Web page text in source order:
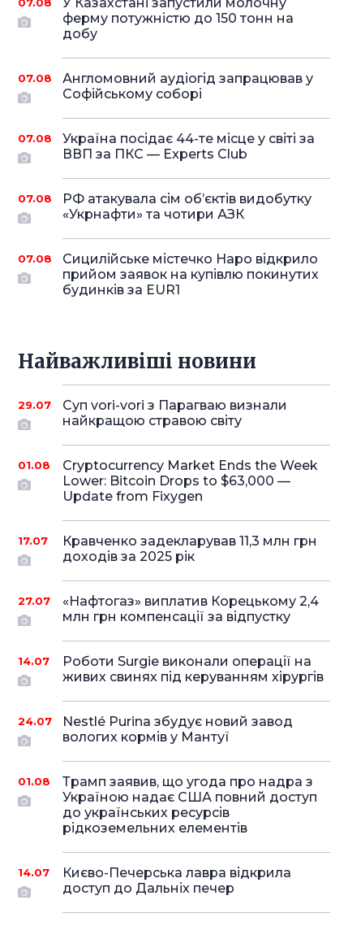
ферму потужністю до 150 тонн на
добу
07.08
Англомовний аудіогід запрацював у
Софійському соборі
07.08
Україна посідає 44-те місце у світі за
ВВП за ПКС — Experts Club
07.08
РФ атакувала сім об’єктів видобутку
«Укрнафти» та чотири АЗК
07.08
Сицилійське містечко Наро відкрило
прийом заявок на купівлю покинутих
будинків за EUR1
Найважливіші новини
29.07
Суп vori-vori з Парагваю визнали
найкращою стравою світу
01.08
Cryptocurrency Market Ends the Week
Lower: Bitcoin Drops to $63,000 —
Update from Fixygen
17.07
Кравченко задекларував 11,3 млн грн
доходів за 2025 рік
27.07
«Нафтогаз» виплатив Корецькому 2,4
млн грн компенсації за відпустку
14.07
Роботи Surgie виконали операції на
живих свинях під керуванням хірургів
24.07
Nestlé Purina збудує новий завод
вологих кормів у Мантуї
01.08
Трамп заявив, що угода про надра з
Україною надає США повний доступ
до українських ресурсів
рідкоземельних елементів
14.07
Києво-Печерська лавра відкрила
доступ до Дальніх печер